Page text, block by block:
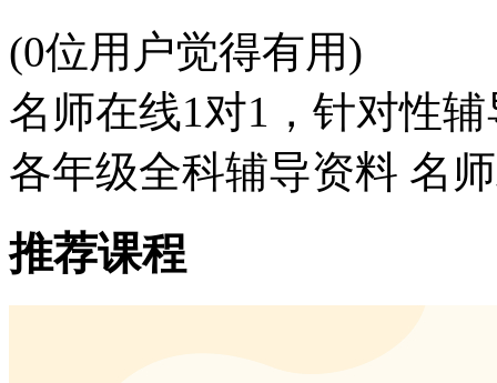
(0位用户觉得有用)
名师在线1对1，针对性
各年级全科辅导资料 名
推荐课程